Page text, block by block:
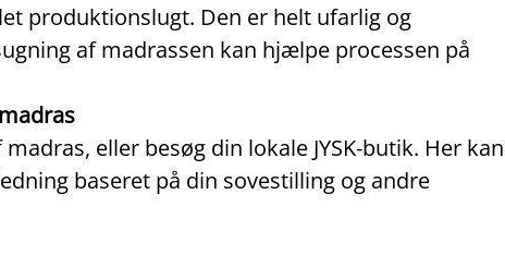
produktionslugt. Den er helt ufarlig og
af madrassen kan hjælpe processen på
eller besøg din lokale JYSK‑butik. Her kan
baseret på din sovestilling og andre